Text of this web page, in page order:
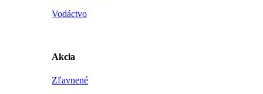
Vodáctvo
Akcia
Zľavnené